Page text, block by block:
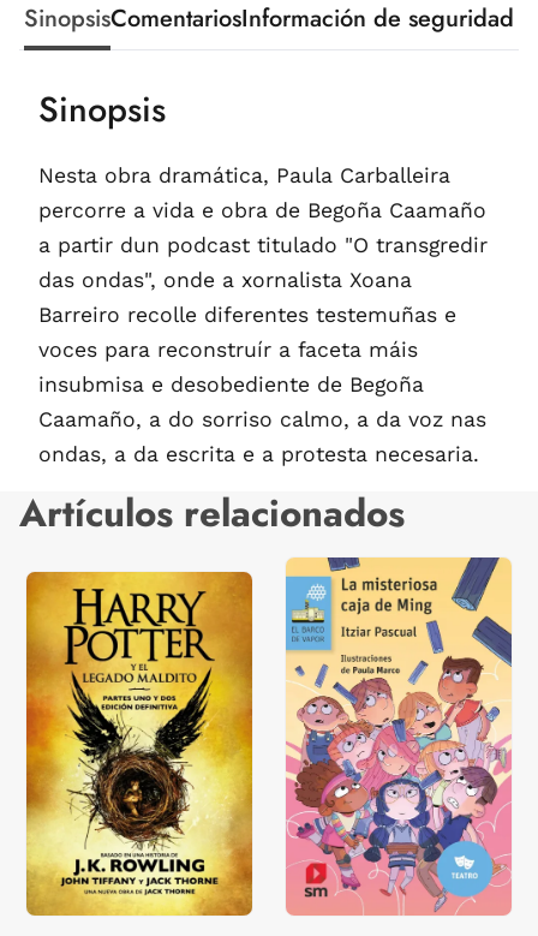
SinopsisComentariosInformación de seguridad
Sinopsis
Nesta obra dramática, Paula Carballeira
percorre a vida e obra de Begoña Caamaño
a partir dun podcast titulado "O transgredir
das ondas", onde a xornalista Xoana
Barreiro recolle diferentes testemuñas e
voces para reconstruír a faceta máis
insubmisa e desobediente de Begoña
Caamaño, a do sorriso calmo, a da voz nas
ondas, a da escrita e a protesta necesaria.
Artículos relacionados